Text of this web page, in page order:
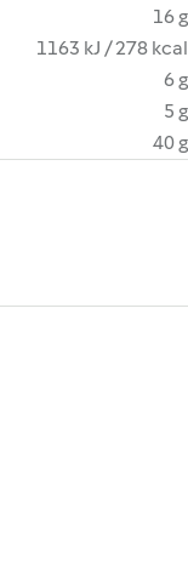
16 g
1163 kJ / 278 kcal
6 g
5 g
40 g